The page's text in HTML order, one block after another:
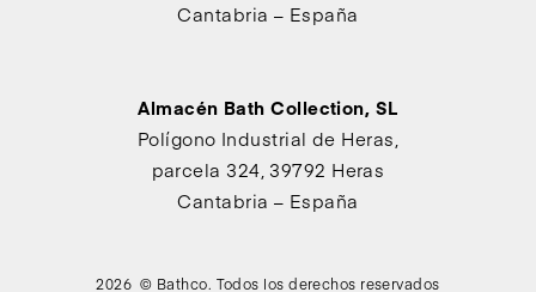
Cantabria – España
Almacén Bath Collection, SL
Polígono Industrial de Heras,
parcela 324, 39792 Heras
Cantabria – España
2026 © Bathco. Todos los derechos reservados